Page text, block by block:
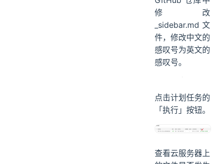
Java进阶之
路》专栏的
GitHub 仓库中
修改
_sidebar.md 文
件，修改中文的
感叹号。